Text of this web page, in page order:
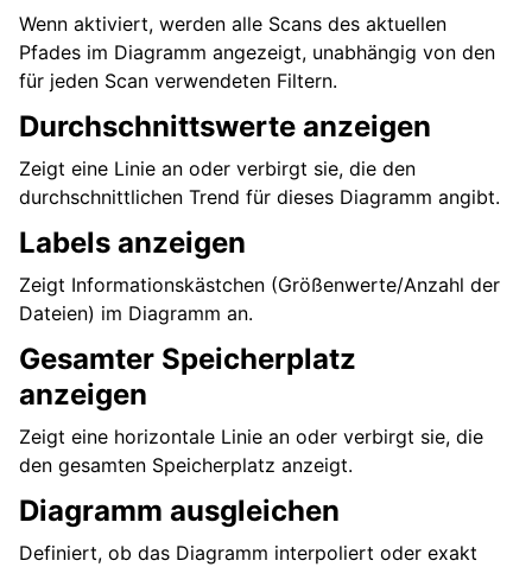
Wenn aktiviert, werden alle Scans des aktuellen
Pfades im Diagramm angezeigt, unabhängig von den
für jeden Scan verwendeten Filtern.
Durchschnittswerte anzeigen
Zeigt eine Linie an oder verbirgt sie, die den
durchschnittlichen Trend für dieses Diagramm angibt.
Labels anzeigen
Zeigt Informationskästchen (Größenwerte/Anzahl der
Dateien) im Diagramm an.
Gesamter Speicherplatz
anzeigen
Zeigt eine horizontale Linie an oder verbirgt sie, die
den gesamten Speicherplatz anzeigt.
Diagramm ausgleichen
Definiert, ob das Diagramm interpoliert oder exakt